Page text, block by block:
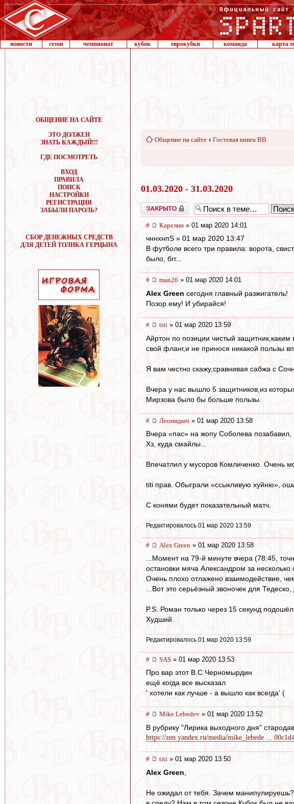
новости сезон чемпионат кубок еврокубки команда карта
ОБЩЕНИЕ НА САЙТЕ
ЭТО ДОЛЖЕН
ЗНАТЬ КАЖДЫЙ!!!
ГДЕ ПОСМОТРЕТЬ
ВХОД
ПРАВИЛА
ПОИСК
НАСТРОЙКИ
РЕГИСТРАЦИЯ
ЗАБЫЛИ ПАРОЛЬ?
СБОР ДЕНЕЖНЫХ СРЕДСТВ
ДЛЯ ДЕТЕЙ ТОЛИКА ГЕРЦЫНА
Общение на сайте ‹ Гостевая книга ВВ
01.03.2020 - 31.03.2020
Закрыто
# Карелин » 01 мар 2020 14:01
чннхнпS » 01 мар 2020 13:47
В футболе всего три правила: ворота,
было, бгг...
# man26 » 01 мар 2020 14:01
Alex Green сегодня главный разжигатель!
Позор ему! И убирайся!
# titi » 01 мар 2020 13:59
Айртон по позиции чистый
свой фланг,и не принося никакой пользы
Я вам честно скажу,сравнивая сабжа с
Вчера у нас вышло 5 защитников,из
Мирзова было бы больше пользы.
# Леонидыч » 01 мар 2020 13:58
Вчера «пас» на жопу Соболева позабавил,
Хз, куда смайлы...
Впечатлил у мусоров Комличенко. Очень
titi прав. Обыграли «ссыкливую хуйню»,
С конями будет показательный матч.
Редактировалось 01 мар 2020 13:59
# Alex Green » 01 мар 2020 13:58
...Момент на 79-й минуте вчера (78:45,
остановки мяча Александром за
Очень плохо отлажено взаимодействие,
...Вот это серьёзный звоночек для Тедеско,
P.S. Роман только через 15 секунд
Худший.
Редактировалось 01 мар 2020 13:59
# SAS » 01 мар 2020 13:53
Про вар этот В.С.Черномырдин
ещё когда все высказал
' хотели как лучше - а вышло как всегда' (
# Mike Lebedev » 01 мар 2020 13:52
В рубрику "Лирика выходного дня"
https://zen.yandex.ru/media/mike_lebede ...
# titi » 01 мар 2020 13:50
Alex Green
Не ожидал от тебя. Зачем